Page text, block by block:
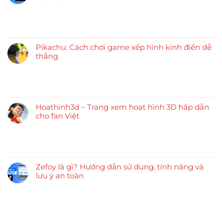
Pikachu: Cách chơi game xếp hình kinh điển dễ
thắng
Hoathinh3d – Trang xem hoạt hình 3D hấp dẫn
cho fan Việt
Zefoy là gì? Hướng dẫn sử dụng, tính năng và
lưu ý an toàn